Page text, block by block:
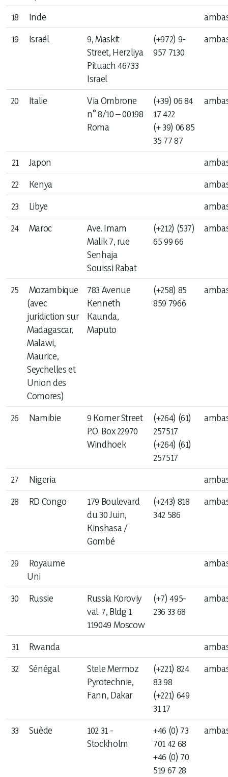
18
Inde
19
Israël
9, Maskit
Street, Herzliya
Pituach 46733
Israel
(+972) 9-
957 7130
20 Italie
Via Ombrone
n° 8/10 – 00198
Roma
(+39) 06 84
17 422
(+ 39) 06 85
35 77 87
21 Japon
22
Kenya
23
Libye
24
Maroc
Ave. Imam
Malik 7, rue
Senhaja
Souissi Rabat
(+212) (537)
65 99 66
25
Mozambique
(avec
juridiction sur
Madagascar,
Malawi,
Maurice,
Seychelles et
Union des
Comores)
783 Avenue
Kenneth
Kaunda,
Maputo
(+258) 85
859 7966
26 Namibie
9 Korner Street
P.O. Box 22970
Windhoek
(+264) (61)
257517
(+264) (61)
257517
27 Nigeria
28
RD Congo
179 Boulevard
du 30 Juin,
Kinshasa /
Gombé
(+243) 818
342 586
29
Royaume
Uni
30 Russie
Russia Koroviy
val. 7, Bldg 1
119049 Moscow
(+7) 495-
236 33 68
31 Rwanda
32
Sénégal
Stele Mermoz
Pyrotechnie,
Fann, Dakar
(+221) 824
83 98
(+221) 649
31 17
33 Suède
102 31 -
Stockholm
+46 (0) 73
701 42 68
+46 (0) 70
519 67 28